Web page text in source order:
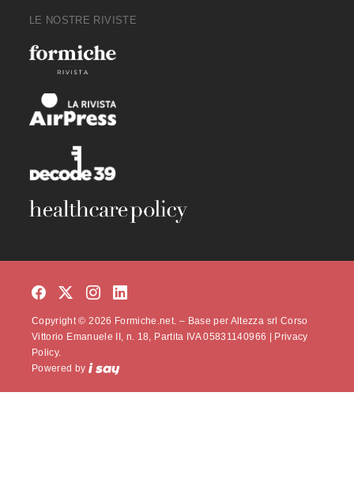
LE NOSTRE RIVISTE
Copyright © 2026 Formiche.net. – Base per Altezza srl Corso
Vittorio Emanuele II, n. 18, Partita IVA 05831140966 | Privacy
Policy.
Powered by